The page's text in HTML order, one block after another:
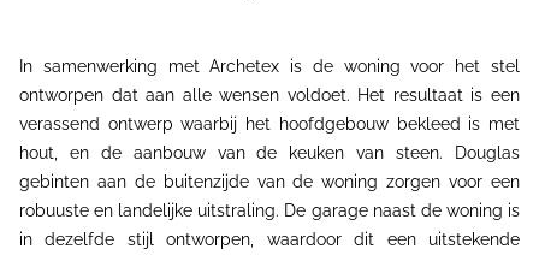
In samenwerking met Archetex is de woning voor het stel
ontworpen dat aan alle wensen voldoet. Het resultaat is een
verassend ontwerp waarbij het hoofdgebouw bekleed is met
hout, en de aanbouw van de keuken van steen. Douglas
gebinten aan de buitenzijde van de woning zorgen voor een
robuuste en landelijke uitstraling. De garage naast de woning is
in dezelfde stijl ontworpen, waardoor dit een uitstekende